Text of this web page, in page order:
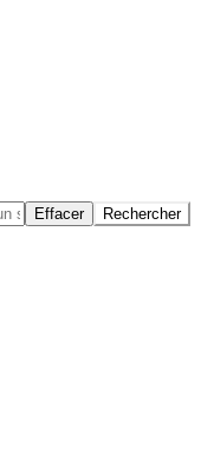
Effacer Rechercher